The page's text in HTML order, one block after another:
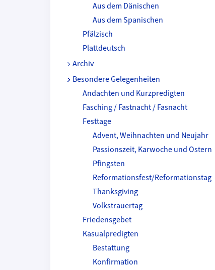
Aus dem Dänischen
Aus dem Spanischen
Pfälzisch
Plattdeutsch
Archiv
Besondere Gelegenheiten
Andachten und Kurzpredigten
Fasching / Fastnacht / Fasnacht
Festtage
Advent, Weihnachten und Neujahr
Passionszeit, Karwoche und Ostern
Pfingsten
Reformationsfest/Reformationstag
Thanksgiving
Volkstrauertag
Friedensgebet
Kasualpredigten
Bestattung
Konfirmation